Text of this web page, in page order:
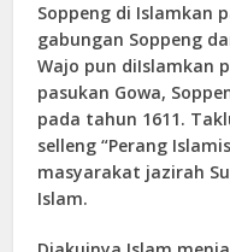
Soppeng di Islamkan
gabungan Soppeng
Wajo pun diIslamkan
pasukan Gowa,
pada tahun 1611.
selleng “Perang
masyarakat jazirah
Islam.